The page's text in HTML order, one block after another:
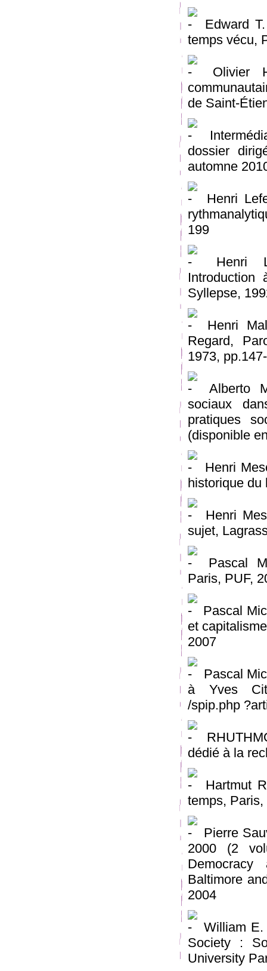
Edward
temps vécu,
Olivier
de Saint-
dossier
automne
Henri
199
Henri
Introduction
Syllepse,
Henri
Regard,
1973,
Alberto
sociaux
pratiques
(disponible
Henri
historique du
Henri
sujet,
Pascal
Paris, PUF,
Pascal
et
2007
Pascal
à Yves
/spip.php
dédié à la
Hartmut
temps,
Pierre
2000 (2
Baltimore
2004
William E.
Society :
University